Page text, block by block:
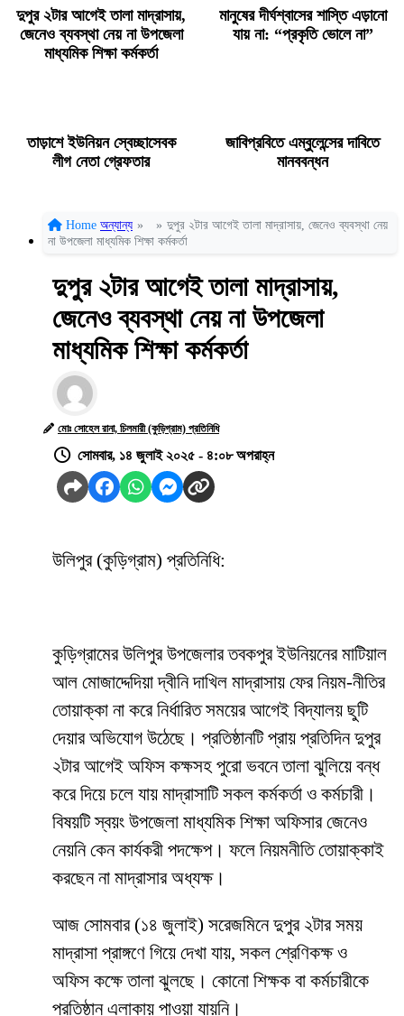
দুপুর ২টার আগেই তালা মাদ্রাসায়,
জেনেও ব্যবস্থা নেয় না উপজেলা
মাধ্যমিক শিক্ষা কর্মকর্তা
মানুষের দীর্ঘশ্বাসের শাস্তি এড়ানো
যায় না: “প্রকৃতি ভোলে না”
তাড়াশে ইউনিয়ন স্বেচ্ছাসেবক
লীগ নেতা গ্রেফতার
জাবিপ্রবিতে এম্বুলেন্সের দাবিতে
মানববন্ধন
Home অন্যান্য » » দুপুর ২টার আগেই তালা মাদ্রাসায়, জেনেও ব্যবস্থা নেয়
না উপজেলা মাধ্যমিক শিক্ষা কর্মকর্তা
দুপুর ২টার আগেই তালা মাদ্রাসায়,
জেনেও ব্যবস্থা নেয় না উপজেলা
মাধ্যমিক শিক্ষা কর্মকর্তা
মোঃ সোহেল রানা, চিলমারী (কুড়িগ্রাম) প্রতিনিধি
সোমবার, ১৪ জুলাই ২০২৫ - ৪:০৮ অপরাহ্ন
উলিপুর (কুড়িগ্রাম) প্রতিনিধি:
কুড়িগ্রামের উলিপুর উপজেলার তবকপুর ইউনিয়নের মাটিয়াল
আল মোজাদ্দেদিয়া দ্বীনি দাখিল মাদ্রাসায় ফের নিয়ম-নীতির
তোয়াক্কা না করে নির্ধারিত সময়ের আগেই বিদ্যালয় ছুটি
দেয়ার অভিযোগ উঠেছে। প্রতিষ্ঠানটি প্রায় প্রতিদিন দুপুর
২টার আগেই অফিস কক্ষসহ পুরো ভবনে তালা ঝুলিয়ে বন্ধ
করে দিয়ে চলে যায় মাদ্রাসাটি সকল কর্মকর্তা ও কর্মচারী।
বিষয়টি স্বয়ং উপজেলা মাধ্যমিক শিক্ষা অফিসার জেনেও
নেয়নি কেন কার্যকরী পদক্ষেপ। ফলে নিয়মনীতি তোয়াক্কাই
করছেন না মাদ্রাসার অধ্যক্ষ।
আজ সোমবার (১৪ জুলাই) সরেজমিনে দুপুর ২টার সময়
মাদ্রাসা প্রাঙ্গণে গিয়ে দেখা যায়, সকল শ্রেণিকক্ষ ও
অফিস কক্ষে তালা ঝুলছে। কোনো শিক্ষক বা কর্মচারীকে
প্রতিষ্ঠান এলাকায় পাওয়া যায়নি।